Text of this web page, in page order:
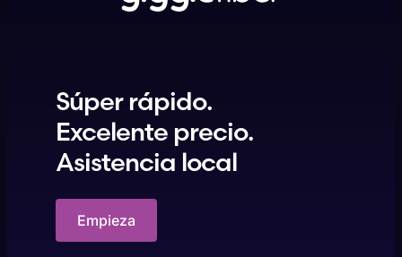
Súper rápido.
Excelente precio.
Asistencia local
Empieza